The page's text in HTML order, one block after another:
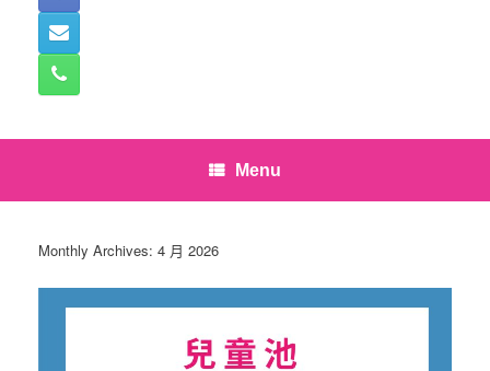
Menu
Monthly Archives: 4 月 2026